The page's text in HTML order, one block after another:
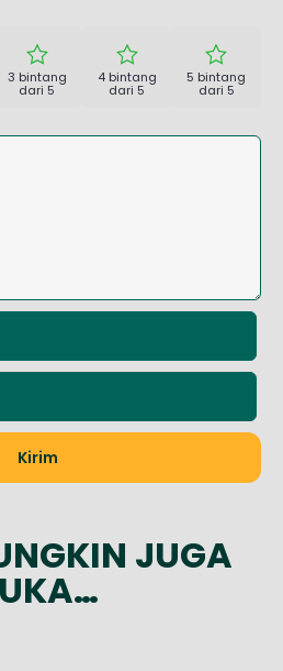
3 bintang
dari 5
4 bintang
dari 5
5 bintang
dari 5
JUGA